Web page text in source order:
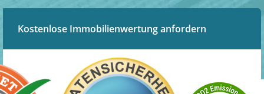
Kostenlose Immobilienwertung anfordern